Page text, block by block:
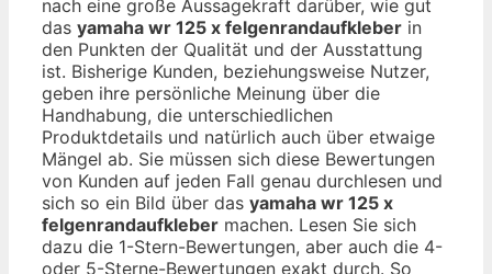
nach eine große Aussagekraft darüber, wie gut
das yamaha wr 125 x felgenrandaufkleber in
den Punkten der Qualität und der Ausstattung
ist. Bisherige Kunden, beziehungsweise Nutzer,
geben ihre persönliche Meinung über die
Handhabung, die unterschiedlichen
Produktdetails und natürlich auch über etwaige
Mängel ab. Sie müssen sich diese Bewertungen
von Kunden auf jeden Fall genau durchlesen und
sich so ein Bild über das yamaha wr 125 x
felgenrandaufkleber machen. Lesen Sie sich
dazu die 1-Stern-Bewertungen, aber auch die 4-
oder 5-Sterne-Bewertungen exakt durch. So